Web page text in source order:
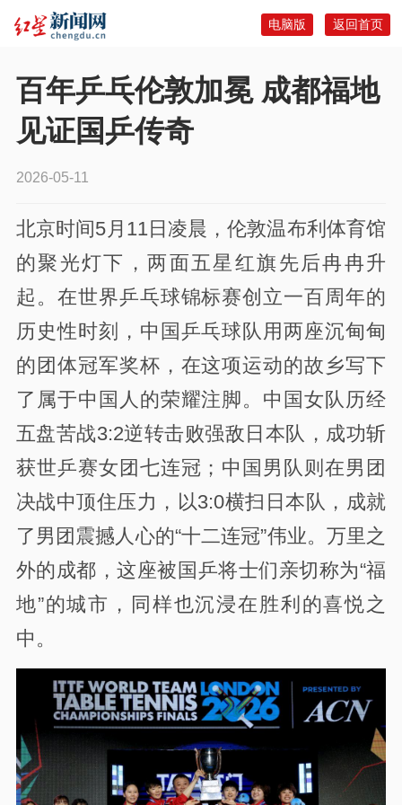
返回首页
电脑版
百年乒乓伦敦加冕 成都福地
见证国乒传奇
2026-05-11
北京时间5月11日凌晨，伦敦温布利体育馆
的聚光灯下，两面五星红旗先后冉冉升
起。在世界乒乓球锦标赛创立一百周年的
历史性时刻，中国乒乓球队用两座沉甸甸
的团体冠军奖杯，在这项运动的故乡写下
了属于中国人的荣耀注脚。中国女队历经
五盘苦战3:2逆转击败强敌日本队，成功斩
获世乒赛女团七连冠；中国男队则在男团
决战中顶住压力，以3:0横扫日本队，成就
了男团震撼人心的“十二连冠”伟业。万里之
外的成都，这座被国乒将士们亲切称为“福
地”的城市，同样也沉浸在胜利的喜悦之
中。